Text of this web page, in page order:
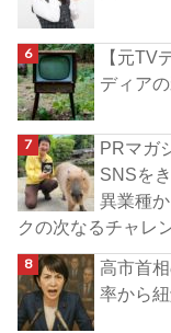
【元TV
ディア
PRマガ
SNSを
異業種
クの次なるチャレ
高市首
率から